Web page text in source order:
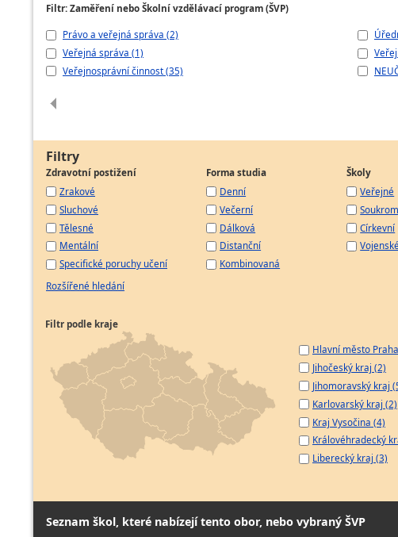
Filtr: Zaměření nebo Školní vzdělávací program (ŠVP)
Právo a veřejná správa (2)
Veřejná správa (1)
Veřejnosprávní činnost (35)
Filtry
Zdravotní postižení
Zrakové
Sluchové
Tělesné
Mentální
Specifické poruchy učení
Forma studia
Denní
Večerní
Dálková
Distanční
Kombinovaná
Školy
Veřejné
Církevní
Vojenské
Rozšířené hledání
Filtr podle kraje
Hlavní město
Jihočeský kraj (2)
Jihomoravský kraj
Karlovarský kraj (2)
Kraj Vysočina (4)
Královéhradecký
Liberecký kraj (3)
Seznam škol, které nabízejí tento obor, nebo vybraný ŠVP